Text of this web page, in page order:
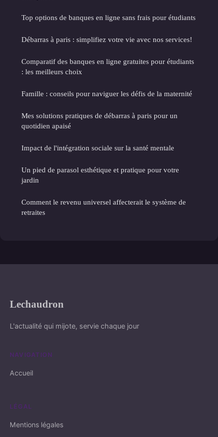
Top options de banques en ligne sans frais pour étudiants
Débarras à paris : simplifiez votre vie avec nos services!
Comparatif des banques en ligne gratuites pour étudiants
: les meilleurs choix
Famille : conseils pour naviguer les défis de la maternité
Mes solutions pratiques de débarras à paris pour un
quotidien apaisé
Impact de l'intégration sociale sur la santé mentale
Un pied de parasol esthétique et pratique pour votre
jardin
Comment le revenu universel affecterait le système de
retraites
Lechaudron
L'actualité qui mijote, servie chaque jour
NAVIGATION
Accueil
LÉGAL
Mentions légales